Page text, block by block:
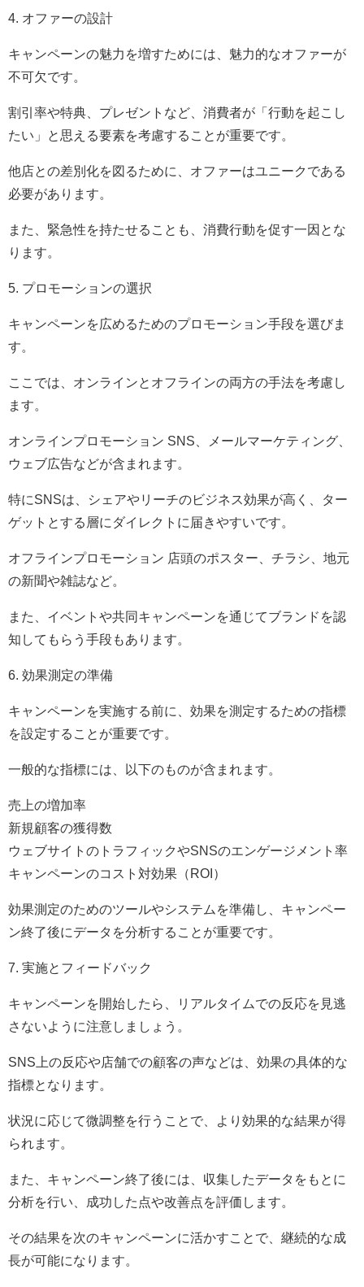
4. オファーの設計
キャンペーンの魅力を増すためには、魅力的なオファーが
不可欠です。
割引率や特典、プレゼントなど、消費者が「行動を起こし
たい」と思える要素を考慮することが重要です。
他店との差別化を図るために、オファーはユニークである
必要があります。
また、緊急性を持たせることも、消費行動を促す一因とな
ります。
5. プロモーションの選択
キャンペーンを広めるためのプロモーション手段を選びま
す。
ここでは、オンラインとオフラインの両方の手法を考慮し
ます。
オンラインプロモーション SNS、メールマーケティング、
ウェブ広告などが含まれます。
特にSNSは、シェアやリーチのビジネス効果が高く、ター
ゲットとする層にダイレクトに届きやすいです。
オフラインプロモーション 店頭のポスター、チラシ、地元
の新聞や雑誌など。
また、イベントや共同キャンペーンを通じてブランドを認
知してもらう手段もあります。
6. 効果測定の準備
キャンペーンを実施する前に、効果を測定するための指標
を設定することが重要です。
一般的な指標には、以下のものが含まれます。
売上の増加率
新規顧客の獲得数
ウェブサイトのトラフィックやSNSのエンゲージメント率
キャンペーンのコスト対効果（ROI）
効果測定のためのツールやシステムを準備し、キャンペー
ン終了後にデータを分析することが重要です。
7. 実施とフィードバック
キャンペーンを開始したら、リアルタイムでの反応を見逃
さないように注意しましょう。
SNS上の反応や店舗での顧客の声などは、効果の具体的な
指標となります。
状況に応じて微調整を行うことで、より効果的な結果が得
られます。
また、キャンペーン終了後には、収集したデータをもとに
分析を行い、成功した点や改善点を評価します。
その結果を次のキャンペーンに活かすことで、継続的な成
長が可能になります。